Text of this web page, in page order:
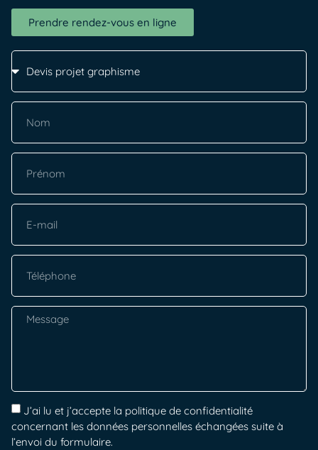
Prendre rendez-vous en ligne
J’ai lu et j’accepte la politique de confidentialité
concernant les données personnelles échangées suite à
l’envoi du formulaire.